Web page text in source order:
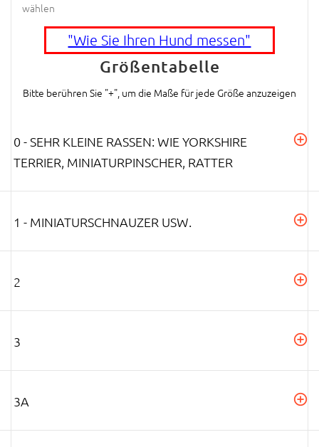
wählen
"Wie Sie Ihren Hund messen"
Größentabelle
Bitte berühren Sie "+", um die Maße für jede Größe anzuzeigen
0 - SEHR KLEINE RASSEN: WIE YORKSHIRE
TERRIER, MINIATURPINSCHER, RATTER
1 - MINIATURSCHNAUZER USW.
2
3
3A